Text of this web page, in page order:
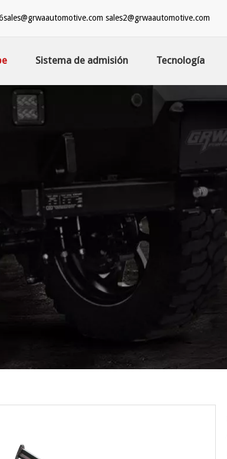
sales@grwaautomotive.com sales2@grwaautomotive.com
Sistema de admisión Tecnología